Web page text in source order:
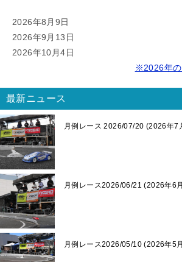
2026年8 月 9日
2026年9 月 13 日
2026年10 月4日
※2026年の
最新ニュース
月例レース 2026/07/20 2026年7
月例レース2026/06/21 2026年6
月例レース2026/05/10 2026年5